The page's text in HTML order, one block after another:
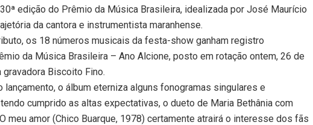
edição do Prêmio da Música Brasileira, idealizada por José Maurício
da cantora e instrumentista maranhense.
os 18 números musicais da festa-show ganham registro
da Música Brasileira – Ano Alcione, posto em rotação ontem, 26 de
Biscoito Fino.
lançamento, o álbum eterniza alguns fonogramas singulares e
cumprido as altas expectativas, o dueto de Maria Bethânia com
meu amor (Chico Buarque, 1978) certamente atrairá o interesse dos fãs